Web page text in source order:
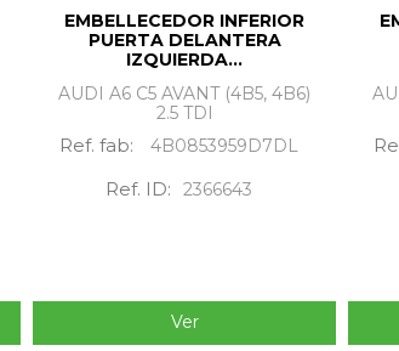
EMBELLECEDOR INFERIOR
PUERTA DELANTERA
IZQUIERDA...
AUDI A6 C5 AVANT (4B5, 4B6)
2.5 TDI
Ref. fab: 4B0853959D7DL
Ref. ID: 2366643
Ver